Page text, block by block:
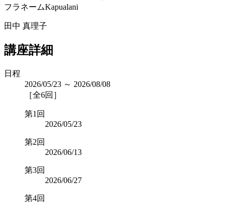
フラネームKapualani
田中 真理子
講座詳細
日程
2026/05/23 ～ 2026/08/08
［全6回］
第1回
2026/05/23
第2回
2026/06/13
第3回
2026/06/27
第4回